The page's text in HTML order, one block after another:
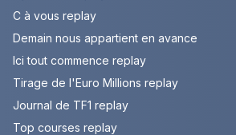
C à vous replay
Demain nous appartient en avance
Ici tout commence replay
Tirage de l'Euro Millions replay
Journal de TF1 replay
Top courses replay